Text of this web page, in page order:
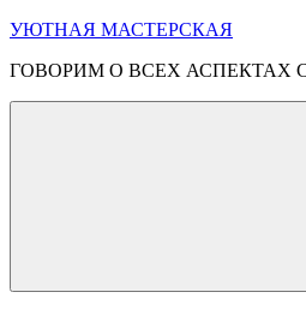
Перейти
содержимому
УЮТНАЯ МАСТЕРСКАЯ
ГОВОРИМ О ВСЕХ АСПЕКТАХ